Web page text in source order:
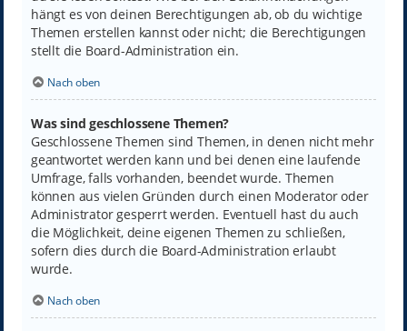
hängt es von deinen Berechtigungen ab, ob du wichtige
Themen erstellen kannst oder nicht; die Berechtigungen
stellt die Board-Administration ein.
Nach oben
Was sind geschlossene Themen?
Geschlossene Themen sind Themen, in denen nicht mehr
geantwortet werden kann und bei denen eine laufende
Umfrage, falls vorhanden, beendet wurde. Themen
können aus vielen Gründen durch einen Moderator oder
Administrator gesperrt werden. Eventuell hast du auch
die Möglichkeit, deine eigenen Themen zu schließen,
sofern dies durch die Board-Administration erlaubt
wurde.
Nach oben